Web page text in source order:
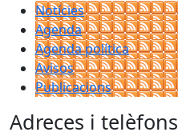
Notícies
Agenda
Agenda política
Avisos
Publicacions
Adreces i telèfons